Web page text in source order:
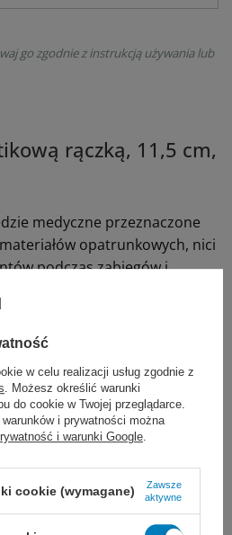
go zgodnie z instrukcją używania lub
rączką, 11,5 cm,
medyczne przeznaczone
opatrunkowych, nici
podczas zabiegów i
pracy, a
rączka zwiększa komfort
odpowiedniki,nożyczki
pojedynczo – gotowy do
w gabinetach, punktach
w celu realizacji usług zgodnie z
. Możesz określić warunki
do cookie w Twojej przeglądarce.
i prywatności można
i warunki Google
cookie (wymagane)
Zawsze
aktywne